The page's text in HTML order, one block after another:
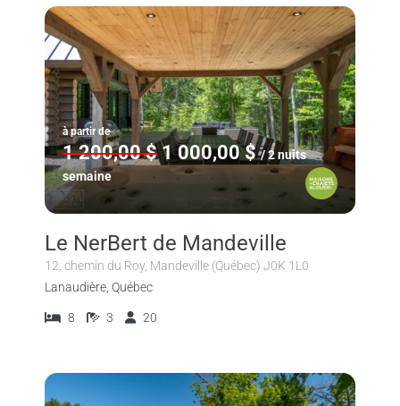
à partir de
1 200,00 $ 1 000,00 $ / 2 nuits
semaine
Le NerBert de Mandeville
12, chemin du Roy, Mandeville (Québec) J0K 1L0
Lanaudière, Québec
8 3 20